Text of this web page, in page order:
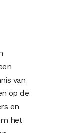
van
op de
en
het